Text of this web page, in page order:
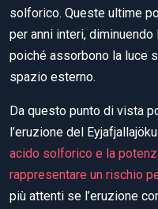
solforico. Queste ultime
per anni interi,
poiché assorbono la luce
spazio esterno.
Da questo punto di vista
l’eruzione del
acido solforico e la
rappresentare un rischio
più attenti se l’eruzione